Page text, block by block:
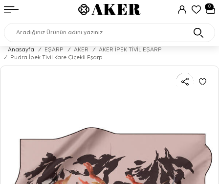
0
Anasayfa / EŞARP / AKER /
AKER İPEK TİVİL EŞARP
/
Pudra İpek Tivil Kare Çiçekli Eşarp